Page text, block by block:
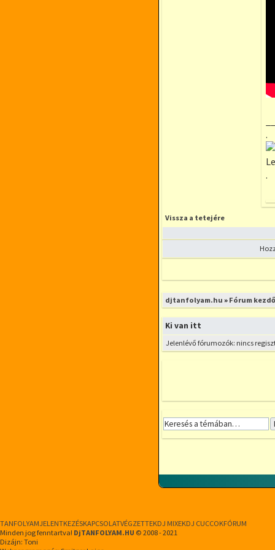
.
.
Vissza a tetejére
Új téma nyitása
djtanfolyam.hu » Fórum
Ki van itt
Jelenlévő fórumozók: nincs
TANFOLYAMJELENTKEZÉSKAPCSOLATVÉGZETTEKDJ MIXEKDJ CUCCOKFÓRUM
Minden jog fenntartva! DjTANFOLYAM.HU © 2008 - 2021
Dizájn: Toni